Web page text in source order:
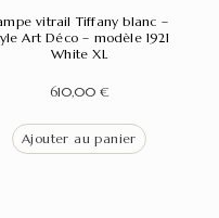
vitrail Tiffany blanc –
Art Déco – modèle 1921
White XL
610,00 €
Ajouter au panier